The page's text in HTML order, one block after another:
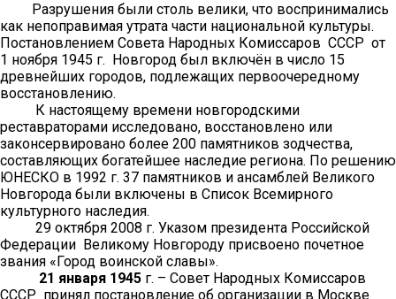
Разрушения были столь велики, что воспринимались
как непоправимая утрата части национальной культуры.
Постановлением Совета Народных Комиссаров СССР от
1 ноября 1945 г. Новгород был включён в число 15
древнейших городов, подлежащих первоочередному
восстановлению.
К настоящему времени новгородскими
реставраторами исследовано, восстановлено или
законсервировано более 200 памятников зодчества,
составляющих богатейшее наследие региона. По решению
ЮНЕСКО в 1992 г. 37 памятников и ансамблей Великого
Новгорода были включены в Список Всемирного
культурного наследия.
29 октября 2008 г. Указом президента Российской
Федерации Великому Новгороду присвоено почетное
звания «Город воинской славы».
21 января 1945 г. – Совет Народных Комиссаров
СССР принял постановление об организации в Москве